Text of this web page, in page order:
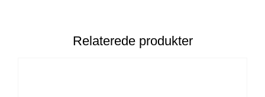
Relaterede produkter